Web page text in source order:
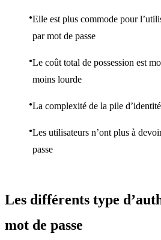
Elle est plus commode pour
par mot de passe
Le coût total de possession est
moins lourde
La complexité de la pile
Les utilisateurs n’ont plus à
passe
Les différents type
mot de passe